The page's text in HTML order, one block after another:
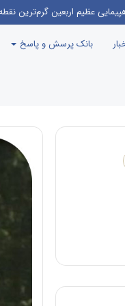
عظیم اربعین گرم‌ترین
بانک پرسش و پاسخ